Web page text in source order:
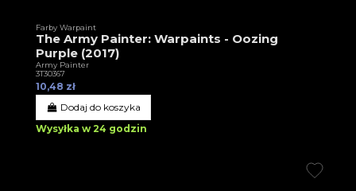
Farby Warpaint
The Army Painter: Warpaints - Oozing
Purple (2017)
Army Painter
3T30367
10,48 zł
Dodaj do koszyka
Wysyłka w 24 godzin